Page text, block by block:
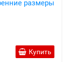
размеры
Купить